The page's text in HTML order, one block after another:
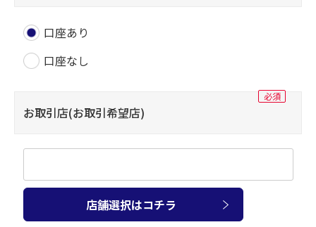
口座あり
口座なし
お取引店(お取引希望店)
店舗選択はコチラ